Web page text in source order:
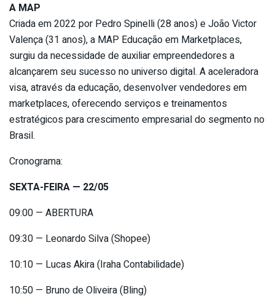
A MAP
Criada em 2022 por Pedro Spinelli (28 anos) e João Victor
Valença (31 anos), a MAP Educação em Marketplaces,
surgiu da necessidade de auxiliar empreendedores a
alcançarem seu sucesso no universo digital. A aceleradora
visa, através da educação, desenvolver vendedores em
marketplaces, oferecendo serviços e treinamentos
estratégicos para crescimento empresarial do segmento no
Brasil.
Cronograma:
SEXTA-FEIRA — 22/05
09:00 — ABERTURA
09:30 — Leonardo Silva (Shopee)
10:10 — Lucas Akira (Iraha Contabilidade)
10:50 — Bruno de Oliveira (Bling)